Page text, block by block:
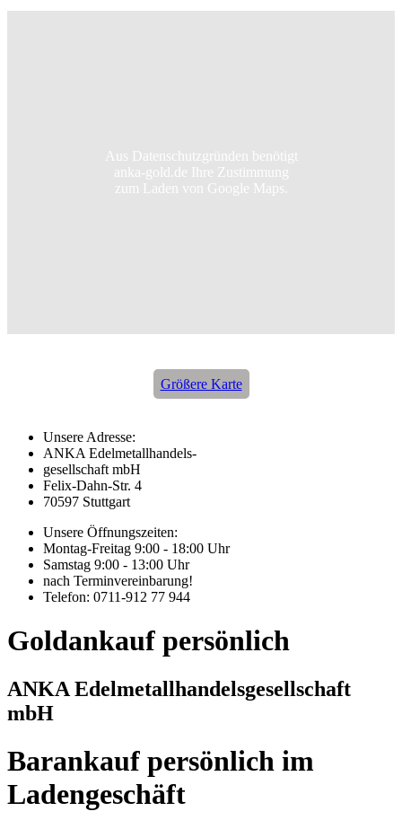
Größere Karte
Aus Datenschutzgründen benötigt
anka-gold.de Ihre Zustimmung
zum Laden von Google Maps.
Unsere Adresse:
ANKA Edelmetallhandels-
gesellschaft mbH
Felix-Dahn-Str. 4
70597 Stuttgart
Unsere Öffnungszeiten:
Montag-Freitag 9:00 - 18:00 Uhr
Samstag 9:00 - 13:00 Uhr
nach Terminvereinbarung!
Telefon: 0711-912 77 944
Goldankauf persönlich
ANKA Edelmetallhandelsgesellschaft
mbH
Barankauf persönlich im
Ladengeschäft